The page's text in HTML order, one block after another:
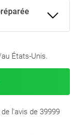
États-Unis.
l'avis de 39999